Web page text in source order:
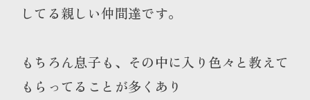
してる親しい仲間達です。
もちろん息子も、その中に入り色々と教えて
もらってることが多くあり